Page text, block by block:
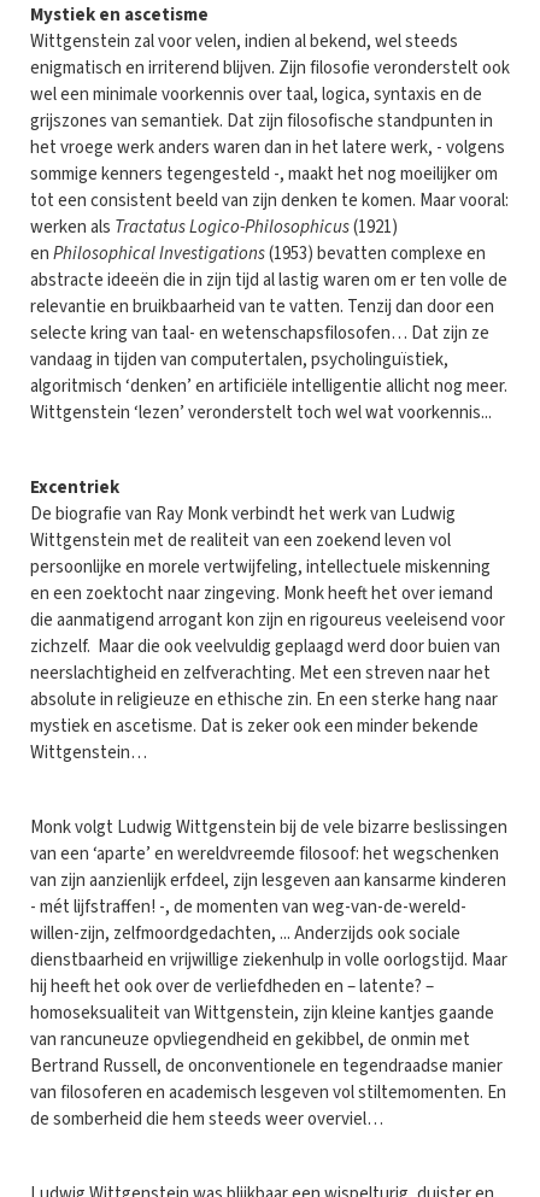
Mystiek en ascetisme
Wittgenstein zal voor velen, indien al bekend, wel steeds
enigmatisch en irriterend blijven. Zijn filosofie veronderstelt ook
wel een minimale voorkennis over taal, logica, syntaxis en de
grijszones van semantiek. Dat zijn filosofische standpunten in
het vroege werk anders waren dan in het latere werk, - volgens
sommige kenners tegengesteld -, maakt het nog moeilijker om
tot een consistent beeld van zijn denken te komen. Maar vooral:
werken als Tractatus Logico-Philosophicus(1921)
enPhilosophical Investigations(1953) bevatten complexe en
abstracte ideeën die in zijn tijd al lastig waren om er ten volle de
relevantie en bruikbaarheid van te vatten. Tenzij dan door een
selecte kring van taal- en wetenschapsfilosofen… Dat zijn ze
vandaag in tijden van computertalen, psycholinguïstiek,
algoritmisch ‘denken’ en artificiële intelligentie allicht nog meer.
Wittgenstein ‘lezen’ veronderstelt toch wel wat voorkennis...
Excentriek
De biografie van Ray Monk verbindt het werk van Ludwig
Wittgenstein met de realiteit van een zoekend leven vol
persoonlijke en morele vertwijfeling, intellectuele miskenning
en een zoektocht naar zingeving. Monk heeft het over iemand
die aanmatigend arrogant kon zijn en rigoureus veeleisend voor
zichzelf. Maar die ook veelvuldig geplaagd werd door buien van
neerslachtigheid en zelfverachting. Met een streven naar het
absolute in religieuze en ethische zin. En een sterke hang naar
mystiek en ascetisme. Dat is zeker ook een minder bekende
Wittgenstein…
Monk volgt Ludwig Wittgenstein bij de vele bizarre beslissingen
van een ‘aparte’ en wereldvreemde filosoof: het wegschenken
van zijn aanzienlijk erfdeel, zijn lesgeven aan kansarme kinderen
- mét lijfstraffen! -, de momenten van weg-van-de-wereld-
willen-zijn, zelfmoordgedachten, ... Anderzijds ook sociale
dienstbaarheid en vrijwillige ziekenhulp in volle oorlogstijd. Maar
hij heeft het ook over de verliefdheden en – latente? –
homoseksualiteit van Wittgenstein, zijn kleine kantjes gaande
van rancuneuze opvliegendheid en gekibbel, de onmin met
Bertrand Russell, de onconventionele en tegendraadse manier
van filosoferen en academisch lesgeven vol stiltemomenten. En
de somberheid die hem steeds weer overviel…